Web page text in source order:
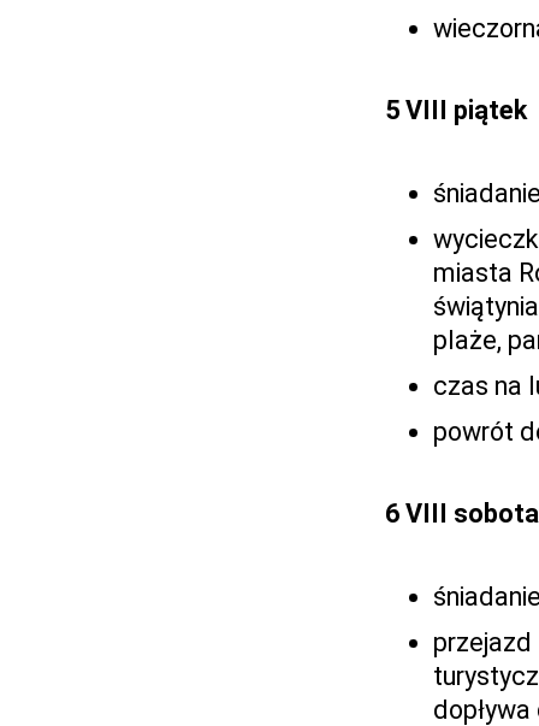
5 VIII piątek
miasta
plaże,
czas na
powrót
6 VIII sobota
przejazd